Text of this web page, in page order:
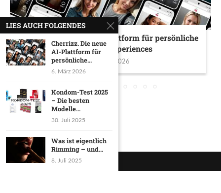
Cherrizz. Die neue AI-Plattform für persönliche
Girlfriend-Experiences
6. März 2026
LIES AUCH FOLGENDES
Cherrizz. Die neue
AI-Plattform für
persönliche...
6. März 2026
Kondom-Test 2025
– Die besten
Modelle...
30. Juli 2025
Was ist eigentlich
Rimming – und...
8. Juli 2025